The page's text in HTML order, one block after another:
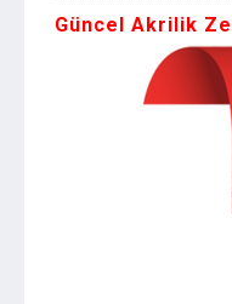
Güncel Akrilik